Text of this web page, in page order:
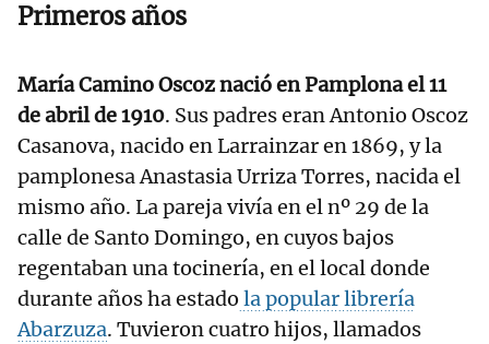
Primeros años
María Camino Oscoz nació en Pamplona el 11
de abril de 1910. Sus padres eran Antonio Oscoz
Casanova, nacido en Larrainzar en 1869, y la
pamplonesa Anastasia Urriza Torres, nacida el
mismo año. La pareja vivía en el nº 29 de la
calle de Santo Domingo, en cuyos bajos
regentaban una tocinería, en el local donde
durante años ha estado la popular librería
Abarzuza. Tuvieron cuatro hijos, llamados